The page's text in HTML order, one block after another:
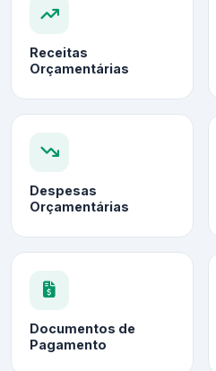
Receitas
Orçamentárias
Despesas
Orçamentárias
Documentos de
Pagamento